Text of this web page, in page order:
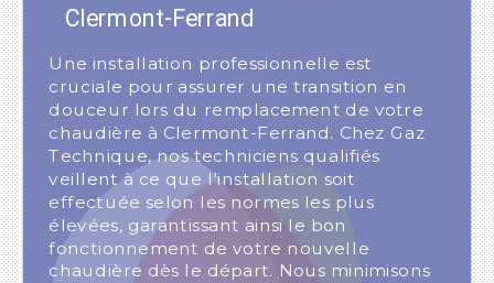
Clermont-Ferrand
Une installation professionnelle est
cruciale pour assurer une transition en
douceur lors du remplacement de votre
chaudière à Clermont-Ferrand. Chez Gaz
Technique, nos techniciens qualifiés
veillent à ce que l'installation soit
effectuée selon les normes les plus
élevées, garantissant ainsi le bon
fonctionnement de votre nouvelle
chaudière dès le départ. Nous minimisons